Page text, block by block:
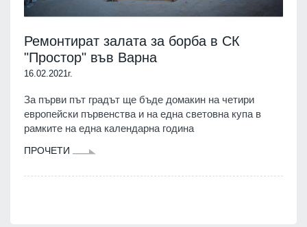
Ремонтират залата за борба в СК
"Простор" във Варна
16.02.2021г.
За първи път градът ще бъде домакин на четири
европейски първенства и на една световна купа в
рамките на една календарна година
ПРОЧЕТИ